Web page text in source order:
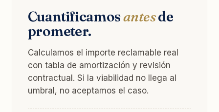
Cuantificamosantesde
prometer.
Calculamos el importe reclamable real
con tabla de amortización y revisión
contractual. Si la viabilidad no llega al
umbral, no aceptamos el caso.